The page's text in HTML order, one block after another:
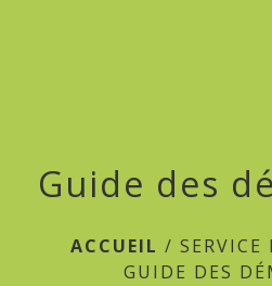
Guide des
ACCUEIL /
GUIDE DES